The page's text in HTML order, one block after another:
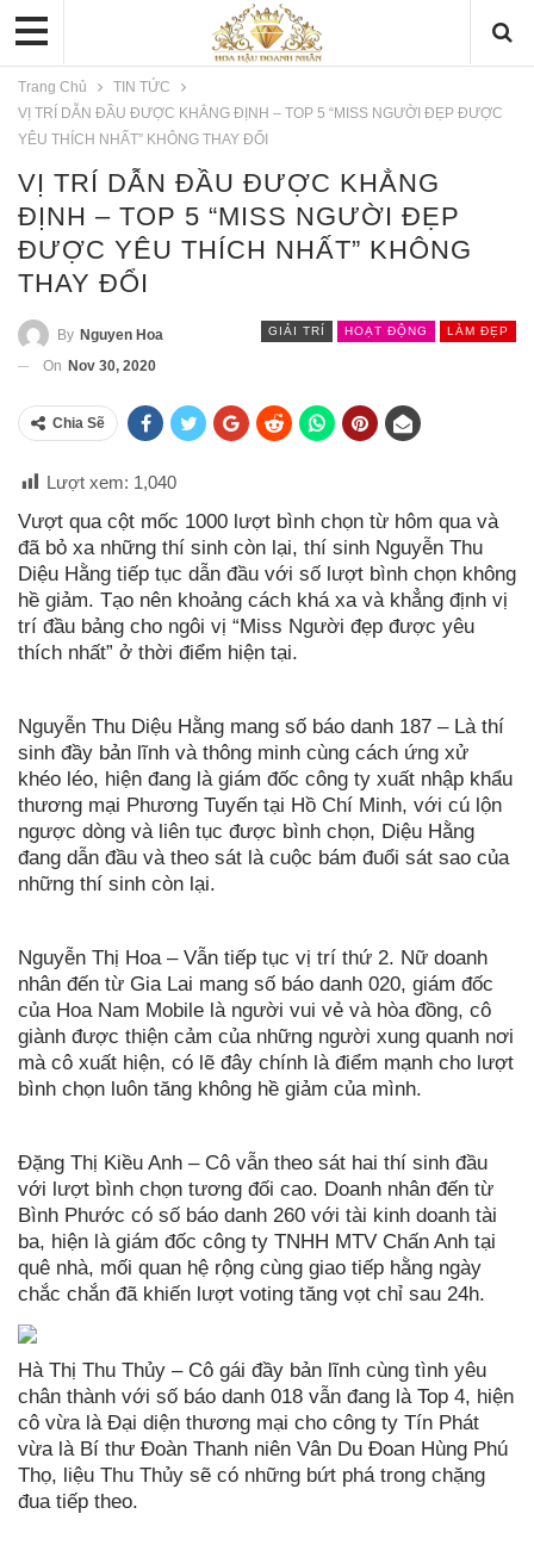
Trang Chủ
TIN TỨC
VỊ TRÍ DẪN ĐẦU ĐƯỢC KHẲNG ĐỊNH – TOP 5 “MISS NGƯỜI ĐẸP ĐƯỢC
YÊU THÍCH NHẤT” KHÔNG THAY ĐỔI
VỊ TRÍ DẪN ĐẦU ĐƯỢC KHẲNG
ĐỊNH – TOP 5 “MISS NGƯỜI ĐẸP
ĐƯỢC YÊU THÍCH NHẤT” KHÔNG
THAY ĐỔI
GIẢI TRÍ HOẠT ĐỘNG LÀM ĐẸP
By Nguyen Hoa
On Nov 30, 2020
Chia Sẽ
Lượt xem: 1,040
Vượt qua cột mốc 1000 lượt bình chọn từ hôm qua và
đã bỏ xa những thí sinh còn lại, thí sinh Nguyễn Thu
Diệu Hằng tiếp tục dẫn đầu với số lượt bình chọn không
hề giảm. Tạo nên khoảng cách khá xa và khẳng định vị
trí đầu bảng cho ngôi vị “Miss Người đẹp được yêu
thích nhất” ở thời điểm hiện tại.
Nguyễn Thu Diệu Hằng mang số báo danh 187 – Là thí
sinh đầy bản lĩnh và thông minh cùng cách ứng xử
khéo léo, hiện đang là giám đốc công ty xuất nhập khẩu
thương mại Phương Tuyến tại Hồ Chí Minh, với cú lộn
ngược dòng và liên tục được bình chọn, Diệu Hằng
đang dẫn đầu và theo sát là cuộc bám đuổi sát sao của
những thí sinh còn lại.
Nguyễn Thị Hoa – Vẫn tiếp tục vị trí thứ 2. Nữ doanh
nhân đến từ Gia Lai mang số báo danh 020, giám đốc
của Hoa Nam Mobile là người vui vẻ và hòa đồng, cô
giành được thiện cảm của những người xung quanh nơi
mà cô xuất hiện, có lẽ đây chính là điểm mạnh cho lượt
bình chọn luôn tăng không hề giảm của mình.
Đặng Thị Kiều Anh – Cô vẫn theo sát hai thí sinh đầu
với lượt bình chọn tương đối cao. Doanh nhân đến từ
Bình Phước có số báo danh 260 với tài kinh doanh tài
ba, hiện là giám đốc công ty TNHH MTV Chấn Anh tại
quê nhà, mối quan hệ rộng cùng giao tiếp hằng ngày
chắc chắn đã khiến lượt voting tăng vọt chỉ sau 24h.
Hà Thị Thu Thủy – Cô gái đầy bản lĩnh cùng tình yêu
chân thành với số báo danh 018 vẫn đang là Top 4, hiện
cô vừa là Đại diện thương mại cho công ty Tín Phát
vừa là Bí thư Đoàn Thanh niên Vân Du Đoan Hùng Phú
Thọ, liệu Thu Thủy sẽ có những bứt phá trong chặng
đua tiếp theo.